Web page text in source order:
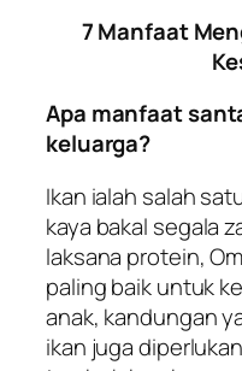
7 Manfaat
Apa manfaat
keluarga?
Ikan ialah salah
kaya bakal segala
laksana protein,
paling baik untuk
anak, kandungan
ikan juga